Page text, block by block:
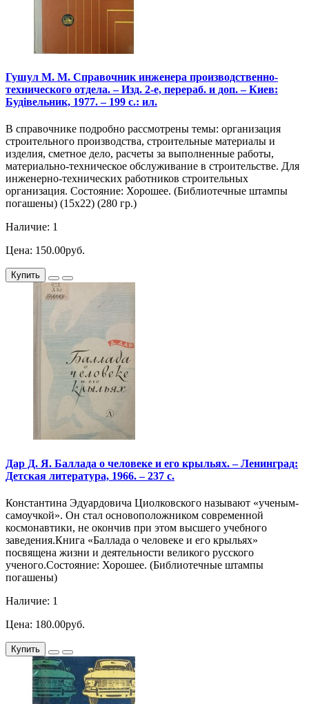
Гушул М. М. Справочник инженера производственно-
технического отдела. – Изд. 2-е, перераб. и доп. – Киев:
Будiвельник, 1977. – 199 с.: ил.
В справочнике подробно рассмотрены темы: организация
строительного производства, строительные материалы и
изделия, сметное дело, расчеты за выполненные работы,
материально-техническое обслуживание в строительстве. Для
инженерно-технических работников строительных
организация. Состояние: Хорошее. (Библиотечные штампы
погашены) (15х22) (280 гр.)
Наличие: 1
Цена: 150.00руб.
Купить
Дар Д. Я. Баллада о человеке и его крыльях. – Ленинград:
Детская литература, 1966. – 237 с.
Константина Эдуардовича Циолковского называют «ученым-
самоучкой». Он стал основоположником современной
космонавтики, не окончив при этом высшего учебного
заведения.Книга «Баллада о человеке и его крыльях»
посвящена жизни и деятельности великого русского
ученого.Состояние: Хорошее. (Библиотечные штампы
погашены)
Наличие: 1
Цена: 180.00руб.
Купить